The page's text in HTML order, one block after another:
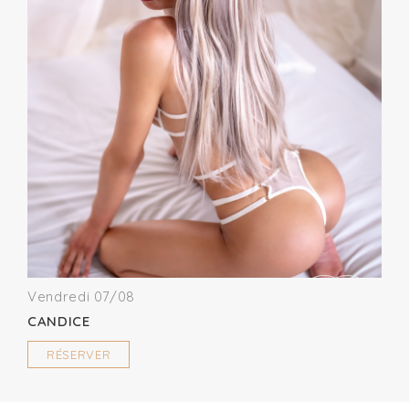
Vendredi 07/08
CANDICE
RÉSERVER